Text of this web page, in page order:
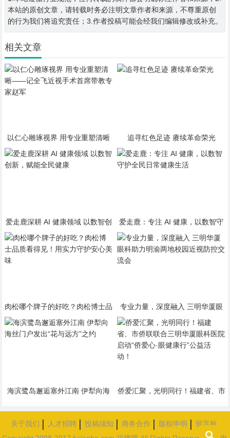
本站的原创文章，请转载时务必注明文章作者和来源，不尊重原创
的行为我们将追究责任；3.作者投稿可能会经我们编辑修改或补充。
相关文章
以仁心雕琢视界 用专业重塑清晰
——记全飞近视手术首席带教专家
赵军
追寻红色足迹 赓续革命荣光
爱走鹿深耕 AI 健康领域 以数智创
新，赋能全民健康
爱走鹿：专注 AI 健康，以数智守
护全民日常健康生活
肉松哪个牌子的好吃？肉松博士品
质看得见！用实力守护安心美味
专业力量，深度融入 三明华厦眼
科助力明渝两地校园近视防控交流
会
海滨鹭岛邂逅塞外江南 伊犁向海
侨爱汇聚，光明同行！福建省、市
动“侨爱心·眼健康行”公益活动！
关于我们
人才招聘 投稿须知 商务合作 版权申明
留言板